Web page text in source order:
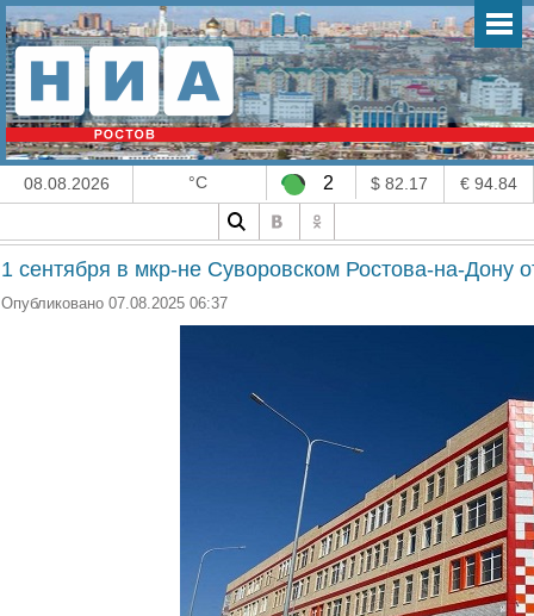
08.08.2026 °C 2 $ 82.17 € 94.84
1 сентября в мкр-не Суворовском Ростова-на-Дону
Опубликовано 07.08.2025 06:37